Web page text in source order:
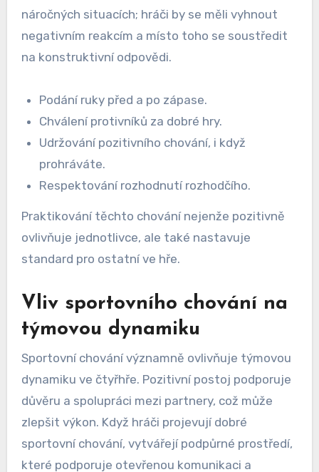
náročných situacích; hráči by se měli vyhnout
negativním reakcím a místo toho se soustředit
na konstruktivní odpovědi.
Podání ruky před a po zápase.
Chválení protivníků za dobré hry.
Udržování pozitivního chování, i když
prohráváte.
Respektování rozhodnutí rozhodčího.
Praktikování těchto chování nejenže pozitivně
ovlivňuje jednotlivce, ale také nastavuje
standard pro ostatní ve hře.
Vliv sportovního chování na
týmovou dynamiku
Sportovní chování významně ovlivňuje týmovou
dynamiku ve čtyřhře. Pozitivní postoj podporuje
důvěru a spolupráci mezi partnery, což může
zlepšit výkon. Když hráči projevují dobré
sportovní chování, vytvářejí podpůrné prostředí,
které podporuje otevřenou komunikaci a